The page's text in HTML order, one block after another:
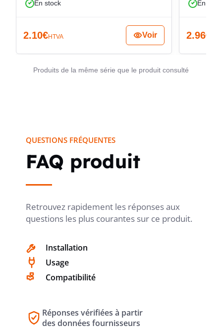
EN 13501-6
CLASSE DE PRODUCTION DE FUMÉE
sans
CLASSE DE PRODUCTION D'ACIDE
SELON EN 13501-7
TENSION NOMINALE UO
TENSION NOMINALE U
En stock
2.10€HTVA Voir
En
2.96€
Produits de la même série que le produit consulté
QUESTIONS FRÉQUENTES
FAQ produit
Retrouvez rapidement les réponses aux
questions les plus courantes sur ce produit.
Installation
Usage
Compatibilité
Réponses vérifiées à partir
des données fournisseurs